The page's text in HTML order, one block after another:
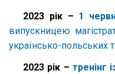
2023 рік – 1
випускницею
українсько-польських
2023 рік – тренінг